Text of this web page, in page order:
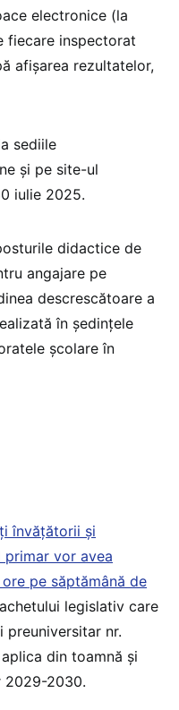
electronice (la
fiecare inspectorat
afişarea rezultatelor,
sediile
şi pe site-ul
iulie 2025.
didactice de
angajare pe
descrescătoare a
în ședințele
şcolare în
învățătorii și
vor avea
pe săptămână de
legislativ care
preuniversitar nr.
din toamnă și
2029-2030.